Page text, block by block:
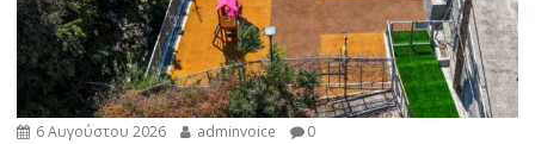
6 Αυγούστου 2026 adminvoice 0